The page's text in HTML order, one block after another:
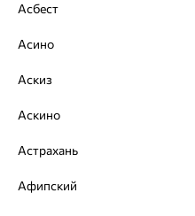
от
Асбест
Асино
Аскиз
Аскино
Астрахань
Афипский